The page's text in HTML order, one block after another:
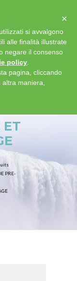
ET
PRE-
×
si avvalgono
alle finalità illustrate
negare il consenso
policy
pagina, cliccando
maniera,